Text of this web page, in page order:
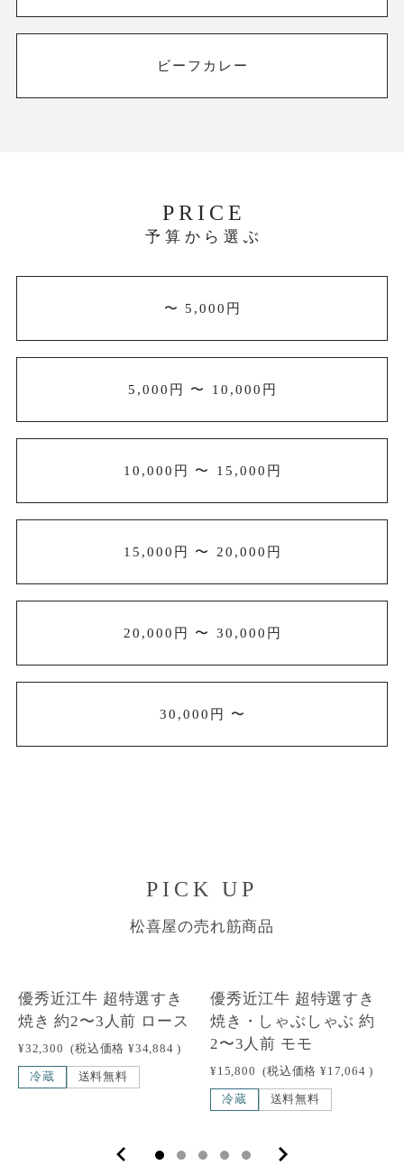
ビーフカレー
PRICE
予算から選ぶ
〜 5,000円
5,000円 〜 10,000円
10,000円 〜 15,000円
15,000円 〜 20,000円
20,000円 〜 30,000円
30,000円 〜
PICK UP
松喜屋の売れ筋商品
優秀近江牛 超特選すき
焼き 約2〜3人前 ロース
¥32,300 (税込価格 ¥34,884 )
冷蔵 送料無料
優秀近江牛 超特選すき
焼き・しゃぶしゃぶ 約
2〜3人前 モモ
¥15,800 (税込価格 ¥17,064 )
冷蔵 送料無料